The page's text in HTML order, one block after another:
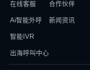
在线客服
Ai智能外呼
智能IVR
出海呼叫中心
合作伙伴
新闻资讯